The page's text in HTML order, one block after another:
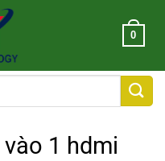
0
1 hdmi